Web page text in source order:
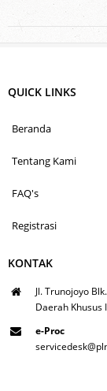
QUICK LINKS
Beranda
Tentang Kami
FAQ's
Registrasi
KONTAK
Jl. Trunojoyo
Daerah Khusus
e-Proc